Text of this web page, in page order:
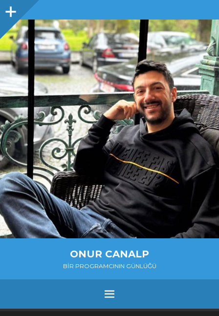
Sidebar
ONUR CANALP
BIR PROGRAMCININ GÜNLÜĞÜ
MENU